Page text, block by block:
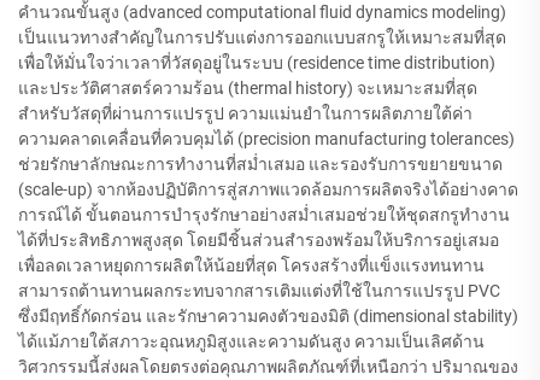
คำนวณขั้นสูง (advanced computational fluid dynamics modeling)
เป็นแนวทางสำคัญในการปรับแต่งการออกแบบสกรูให้เหมาะสมที่สุด
เพื่อให้มั่นใจว่าเวลาที่วัสดุอยู่ในระบบ (residence time distribution)
และประวัติศาสตร์ความร้อน (thermal history) จะเหมาะสมที่สุด
สำหรับวัสดุที่ผ่านการแปรรูป ความแม่นยำในการผลิตภายใต้ค่า
ความคลาดเคลื่อนที่ควบคุมได้ (precision manufacturing tolerances)
ช่วยรักษาลักษณะการทำงานที่สม่ำเสมอ และรองรับการขยายขนาด
(scale-up) จากห้องปฏิบัติการสู่สภาพแวดล้อมการผลิตจริงได้อย่างคาด
การณ์ได้ ขั้นตอนการบำรุงรักษาอย่างสม่ำเสมอช่วยให้ชุดสกรูทำงาน
ได้ที่ประสิทธิภาพสูงสุด โดยมีชิ้นส่วนสำรองพร้อมให้บริการอยู่เสมอ
เพื่อลดเวลาหยุดการผลิตให้น้อยที่สุด โครงสร้างที่แข็งแรงทนทาน
สามารถต้านทานผลกระทบจากสารเติมแต่งที่ใช้ในการแปรรูป PVC
ซึ่งมีฤทธิ์กัดกร่อน และรักษาความคงตัวของมิติ (dimensional stability)
ได้แม้ภายใต้สภาวะอุณหภูมิสูงและความดันสูง ความเป็นเลิศด้าน
วิศวกรรมนี้ส่งผลโดยตรงต่อคุณภาพผลิตภัณฑ์ที่เหนือกว่า ปริมาณของ